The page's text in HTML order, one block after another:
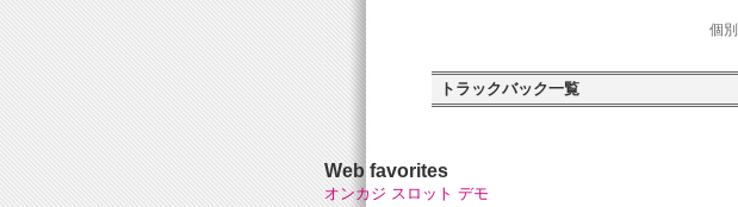
個
トラックバック一覧
Web favorites
オンカジ スロット デモ